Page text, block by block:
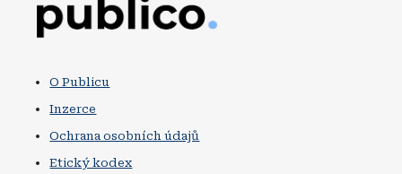
O Publicu
Inzerce
Ochrana osobních údajů
Etický kodex